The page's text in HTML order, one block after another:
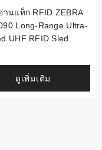
านแท็ก RFID ZEBRA
Long-Range Ultra-
UHF RFID Sled
ดูเพิ่มเติม